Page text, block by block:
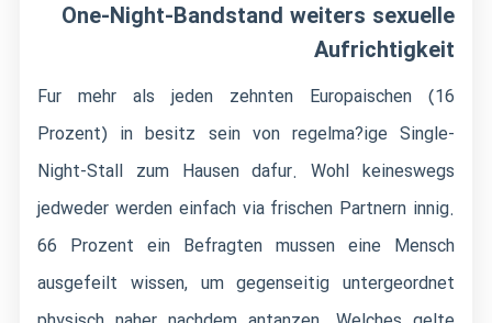
One-Night-Bandstand weiters sexuelle
Aufrichtigkeit
Fur mehr als jeden zehnten Europaischen (16
Prozent) in besitz sein von regelma?ige Single-
Night-Stall zum Hausen dafur. Wohl keineswegs
jedweder werden einfach via frischen Partnern innig.
66 Prozent ein Befragten mussen eine Mensch
ausgefeilt wissen, um gegenseitig untergeordnet